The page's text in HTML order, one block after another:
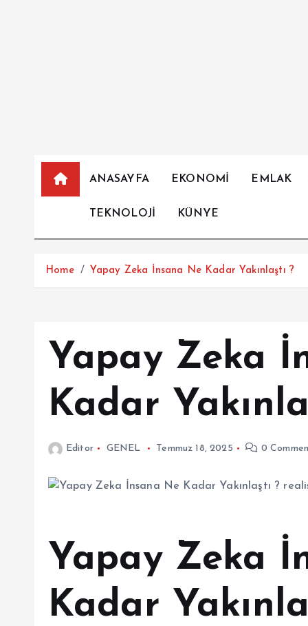
ANASAYFA EKONOMİ EMLAK
TEKNOLOJİ KÜNYE
Home Yapay Zeka İnsana Ne Kadar Yakınlaştı ?
Yapay Zeka
Kadar
Editor GENEL Temmuz 18, 2025 0
Yapay Zeka
Kadar